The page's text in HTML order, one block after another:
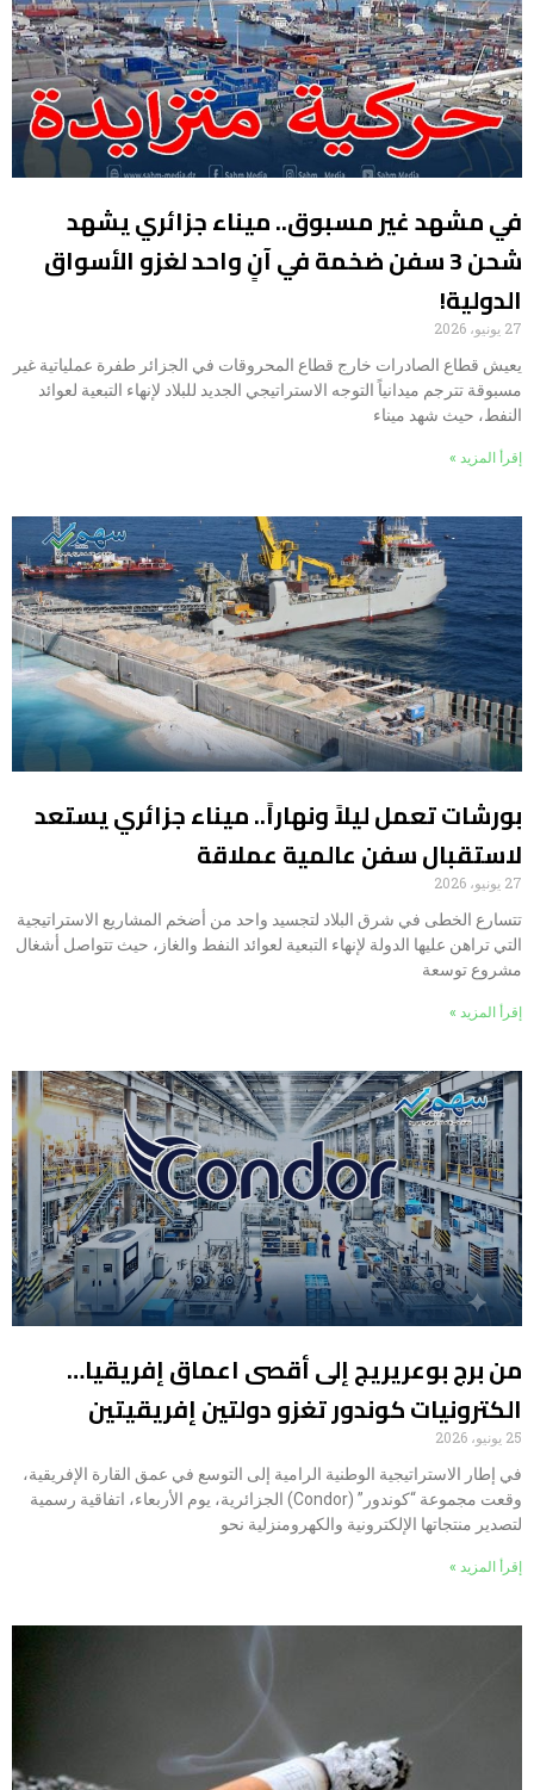
في مشهد غير مسبوق.. ميناء جزائري يشهد
شحن 3 سفن ضخمة في آنٍ واحد لغزو الأسواق
الدولية!
27 يونيو، 2026
يعيش قطاع الصادرات خارج قطاع المحروقات في الجزائر طفرة عملياتية غير
مسبوقة تترجم ميدانياً التوجه الاستراتيجي الجديد للبلاد لإنهاء التبعية لعوائد
النفط، حيث شهد ميناء
إقرأ المزيد »
بورشات تعمل ليلاً ونهاراً.. ميناء جزائري يستعد
لاستقبال سفن عالمية عملاقة
27 يونيو، 2026
تتسارع الخطى في شرق البلاد لتجسيد واحد من أضخم المشاريع الاستراتيجية
التي تراهن عليها الدولة لإنهاء التبعية لعوائد النفط والغاز، حيث تتواصل أشغال
مشروع توسعة
إقرأ المزيد »
من برج بوعريريج إلى أقصى اعماق إفريقيا…
الكترونيات كوندور تغزو دولتين إفريقيتين
25 يونيو، 2026
في إطار الاستراتيجية الوطنية الرامية إلى التوسع في عمق القارة الإفريقية،
وقعت مجموعة “كوندور” (Condor) الجزائرية، يوم الأربعاء، اتفاقية رسمية
لتصدير منتجاتها الإلكترونية والكهرومنزلية نحو
إقرأ المزيد »